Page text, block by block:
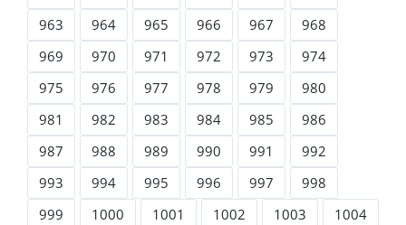
963
964 965 966 967
968
969
970 971 972 973
974
975
976 977 978 979
980
981
982 983 984 985
986
987
988 989 990 991
992
993
994 995 996 997
998
999
1000 1001 1002 1003
1004